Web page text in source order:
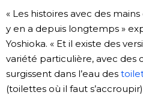
« Les histoires avec des
y en a depuis longtemps »
Yoshioka. « Et il existe des
variété particulière, avec des
surgissent dans l’eau des
(toilettes où il faut